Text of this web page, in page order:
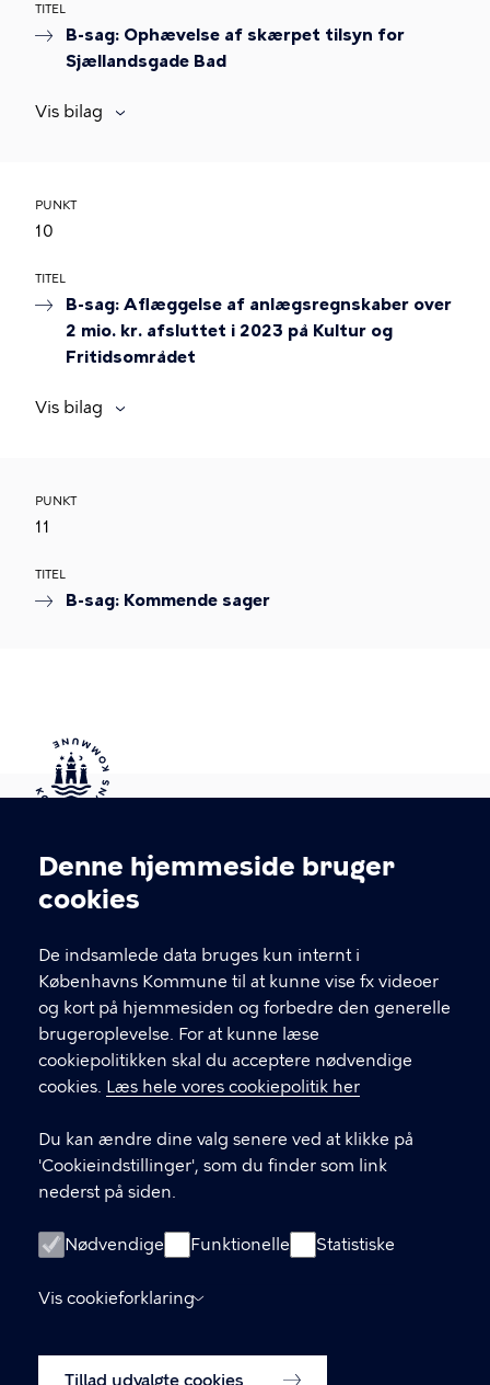
Cookieindstillinger
Denne hjemmeside bruger
cookies
De indsamlede data bruges kun internt i
Københavns Kommune til at kunne vise fx videoer
og kort på hjemmesiden og forbedre den generelle
brugeroplevelse. For at kunne læse
cookiepolitikken skal du acceptere nødvendige
cookies. Læs hele vores cookiepolitik her
Du kan ændre dine valg senere ved at klikke på
'Cookieindstillinger', som du finder som link
nederst på siden.
Nødvendige Funktionelle Statistiske
Vis cookieforklaring
Tillad udvalgte cookies
TITEL
B-sag: Ophævelse af skærpet tilsyn for
Sjællandsgade Bad
Vis bilag
PUNKT
10
TITEL
B-sag: Aflæggelse af anlægsregnskaber over
2 mio. kr. afsluttet i 2023 på Kultur og
Fritidsområdet
Vis bilag
PUNKT
11
TITEL
B-sag: Kommende sager
Kontakt Københavns Kommune
T
fFind andre kontakter her
CVR-nummer64942212
GENVEJE
Digital Post
Databeskyttelse
Tilgængelighedserklæring
Om hjemmesiden
Cookiepolitik